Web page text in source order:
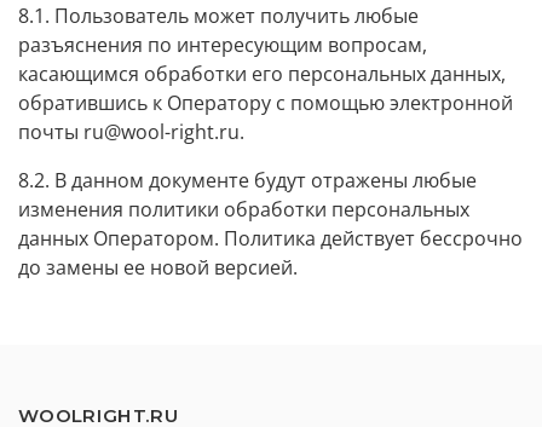
8.1. Пользователь может получить любые
разъяснения по интересующим вопросам,
касающимся обработки его персональных данных,
обратившись к Оператору с помощью электронной
почты ru@wool-right.ru.
8.2. В данном документе будут отражены любые
изменения политики обработки персональных
данных Оператором. Политика действует бессрочно
до замены ее новой версией.
WOOLRIGHT.RU